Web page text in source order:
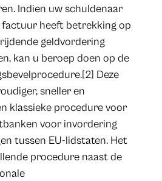
Indien uw schuldenaar
heeft betrekking op
geldvordering
kan u beroep doen op de
Deze
sneller en
klassieke procedure voor
voor invordering
tussen EU-lidstaten. Het
procedure naast de